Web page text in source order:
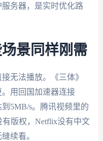
务器，是实时优化路
景同样刚需
无法播放。《三体》
用回国加速器连接
5MB/s。腾讯视频里的
有版权，Netflix没有中文
续看。